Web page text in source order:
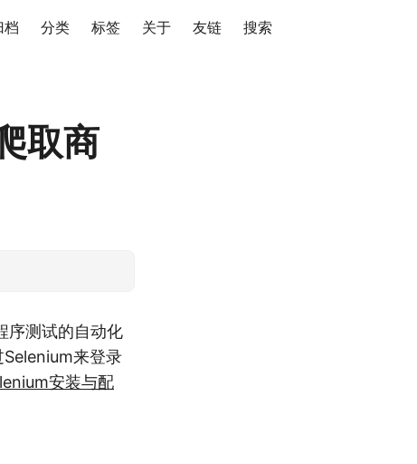
档 分类 标签 关于 友链 搜索
取商
序测试的自动化
来登录
安装与配